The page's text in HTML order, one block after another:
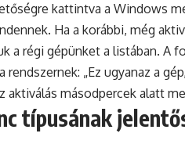
kattintva a Windows
Ha a korábbi, még
a régi gépünket a listában. A
rendszernek: „Ez ugyanaz a
aktiválás másodpercek alatt
típusának